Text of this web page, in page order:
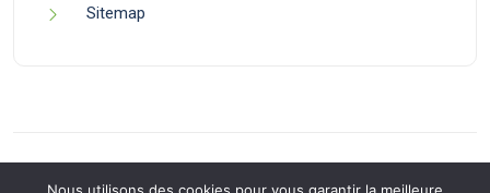
Sitemap